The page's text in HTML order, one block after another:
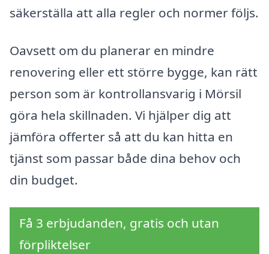
säkerställa att alla regler och normer följs.
Oavsett om du planerar en mindre
renovering eller ett större bygge, kan rätt
person som är kontrollansvarig i Mörsil
göra hela skillnaden. Vi hjälper dig att
jämföra offerter så att du kan hitta en
tjänst som passar både dina behov och
din budget.
Få 3 erbjudanden, gratis och utan
förpliktelser